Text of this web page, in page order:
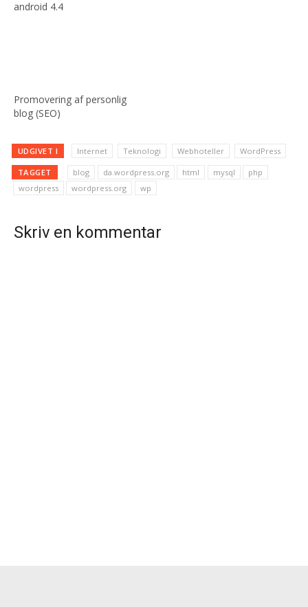
android 4.4
Promovering af personlig
blog (SEO)
UDGIVET I Internet Teknologi Webhoteller WordPress
TAGGET blog da.wordpress.org html mysql
php
wordpress
wordpress.org wp
Skriv en kommentar